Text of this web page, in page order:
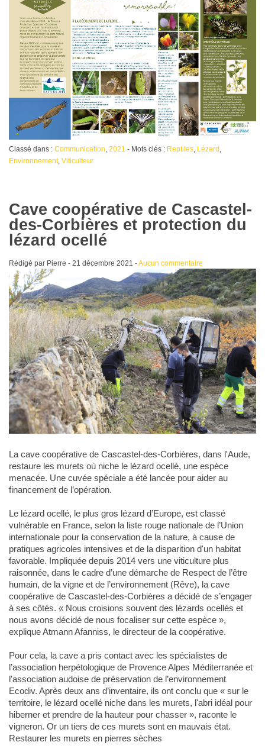
Classé dans : Communication, 2021 - Mots clés : Reptiles, Lézard ,
Environnement, Viticulteur
Cave coopérative de Cascastel-
des-Corbières et protection du
lézard ocellé
Rédigé par Pierre - 21 décembre 2021 -Aucun commentaire
La cave coopérative de Cascastel-des-Corbières, dans l'Aude,
restaure les murets où niche le lézard ocellé, une espèce
menacée. Une cuvée spéciale a été lancée pour aider au
financement de l’opération.
Le lézard ocellé, le plus gros lézard d’Europe, est classé
vulnérable en France, selon la liste rouge nationale de l’Union
internationale pour la conservation de la nature, à cause de
pratiques agricoles intensives et de la disparition d'un habitat
favorable. Impliquée depuis 2014 vers une viticulture plus
raisonnée, dans le cadre d’une démarche de Respect de l’être
humain, de la vigne et de l’environnement (Rêve), la cave
coopérative de Cascastel-des-Corbières a décidé de s’engager
à ses côtés. « Nous croisions souvent des lézards ocellés et
nous avons décidé de nous focaliser sur cette espèce »,
explique Atmann Afanniss, le directeur de la coopérative.
Pour cela, la cave a pris contact avec les spécialistes de
l’association herpétologique de Provence Alpes Méditerranée et
l'association audoise de préservation de l’environnement
Ecodiv. Après deux ans d’inventaire, ils ont conclu que « sur le
territoire, le lézard ocellé niche dans les murets, l'abri idéal pour
hiberner et prendre de la hauteur pour chasser », raconte le
vigneron. Or un tiers de ces murets sont en mauvais état.
Restaurer les murets en pierres sèches